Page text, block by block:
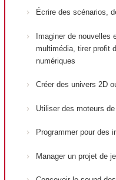
Écrire des scénarios,
Imaginer de nouvelles
multimédia, tirer profit
numériques
Créer des univers 2D
Utiliser des moteurs
Programmer pour des
Manager un projet de